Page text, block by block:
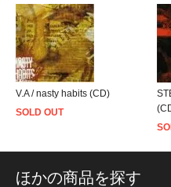
V.A / nasty habits (CD)
SOLD OUT
ほかの商品を探す